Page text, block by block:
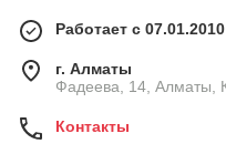
Работает с 07.01.2010
г. Алматы
Фадеева, 14, Алматы,
Контакты